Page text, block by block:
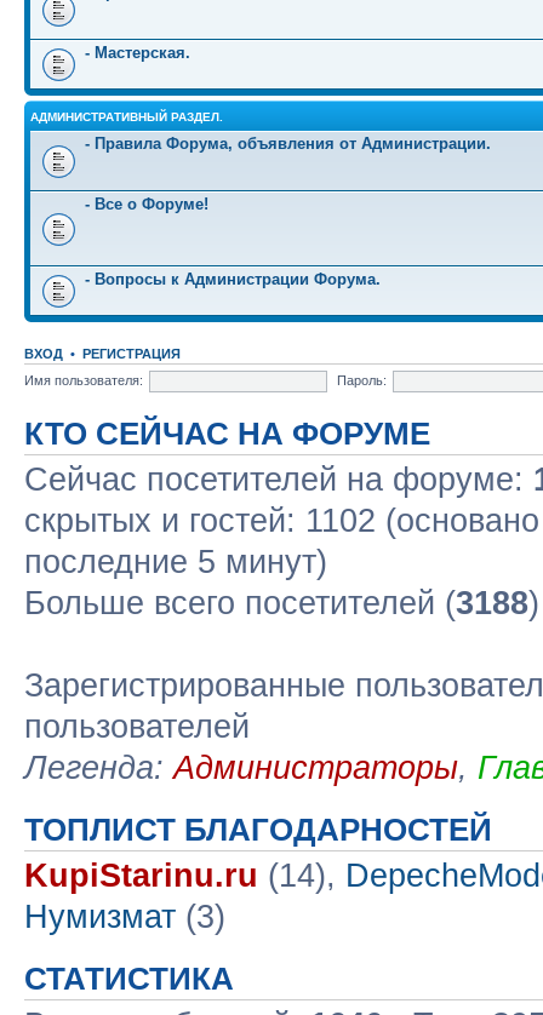
- Мастерская.
АДМИНИСТРАТИВНЫЙ РАЗДЕЛ.
- Правила Форума, объявления от Администрации.
- Все о Форуме!
- Вопросы к Администрации Форума.
ВХОД • РЕГИСТРАЦИЯ
Имя пользователя:
Пароль:
КТО СЕЙЧАС НА ФОРУМЕ
Сейчас посетителей на форуме:
скрытых и гостей: 1102
последние 5 минут)
Больше всего посетителей (3188
Зарегистрированные
пользователей
Легенда:Администраторы,
ТОПЛИСТ БЛАГОДАРНОСТЕЙ
KupiStarinu.ru (14),
Нумизмат (3)
СТАТИСТИКА